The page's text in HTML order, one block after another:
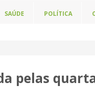
SAÚDE POLÍTICA
pelas